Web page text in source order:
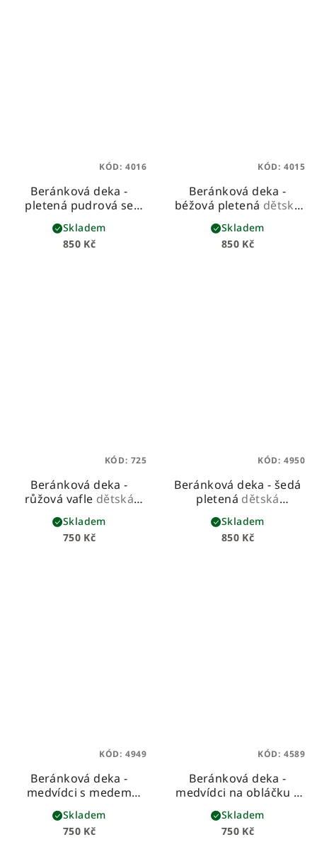
Beránková deka -
pletená pudrová se
vzorem
beránková deka z
pleteniny a hebkého
850 Kč
Skladem
KÓD: 4016
Beránková deka -
béžová pletená dětská
beránková deka z
pleteniny a hebkého
beránka
850 Kč
Skladem
KÓD: 4015
Beránková deka -
růžová vafle dětská
beránková deka z
vafloviny a hebkého
beránka
750 Kč
Skladem
KÓD: 725
Beránková deka - šedá
pletená dětská
beránková deka z
pleteniny a hebkého
beránka
850 Kč
Skladem
KÓD: 4950
Beránková deka -
medvídci s medem
dětská beránková deka
z prémiové bavlny a
hebkého beránka
750 Kč
Skladem
KÓD: 4949
Beránková deka -
medvídci na obláčku s
bílým beránkem
beránková deka z
prémiové bavlny a
750 Kč
Skladem
KÓD: 4589